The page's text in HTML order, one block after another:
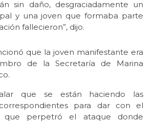
sin daño, desgraciadamente un
y una joven que formaba parte
fallecieron”, dijo.
que la joven manifestante era
de la Secretaría de Marina
que se están haciendo las
para dar con el
que perpetró el ataque donde